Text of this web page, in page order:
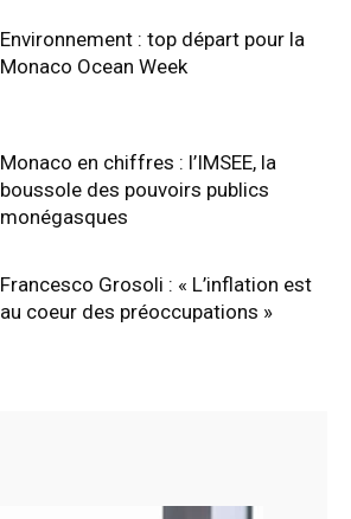
Environnement : top départ pour la
Monaco Ocean Week
Monaco en chiffres : l’IMSEE, la
boussole des pouvoirs publics
monégasques
Francesco Grosoli : « L’inflation est
au coeur des préoccupations »